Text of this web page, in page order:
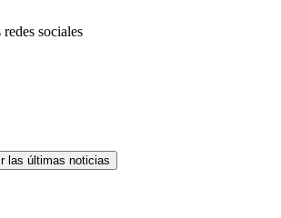
redes sociales
las últimas noticias